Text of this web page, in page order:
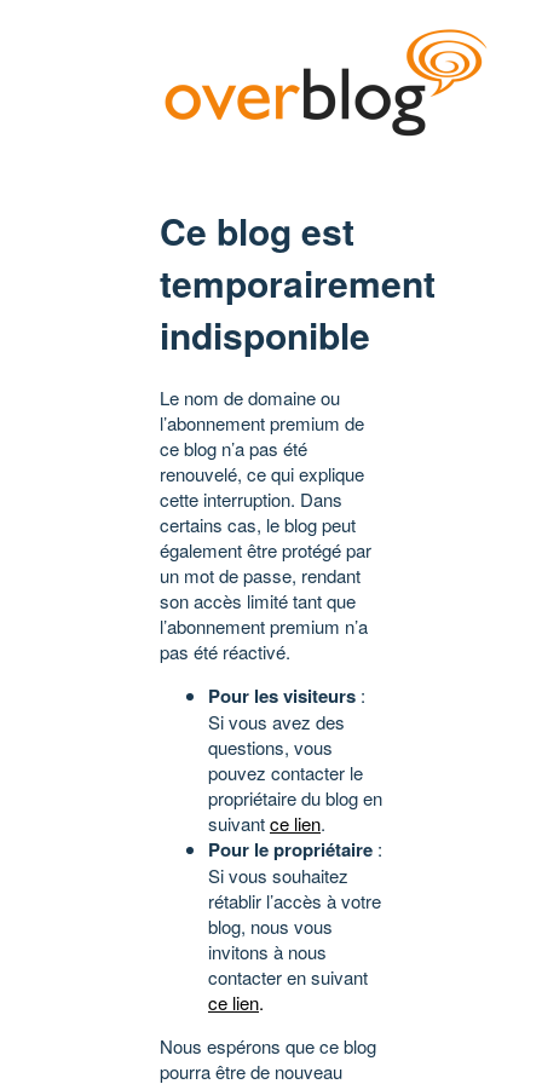
Ce blog est
temporairement
indisponible
Le nom de domaine ou
l’abonnement premium de
ce blog n’a pas été
renouvelé, ce qui explique
cette interruption. Dans
certains cas, le blog peut
également être protégé par
un mot de passe, rendant
son accès limité tant que
l’abonnement premium n’a
pas été réactivé.
Pour les visiteurs :
Si vous avez des
questions, vous
pouvez contacter le
propriétaire du blog en
suivantce lien.
Pour le propriétaire :
Si vous souhaitez
rétablir l’accès à votre
blog, nous vous
invitons à nous
contacter en suivant
ce lien.
Nous espérons que ce blog
pourra être de nouveau